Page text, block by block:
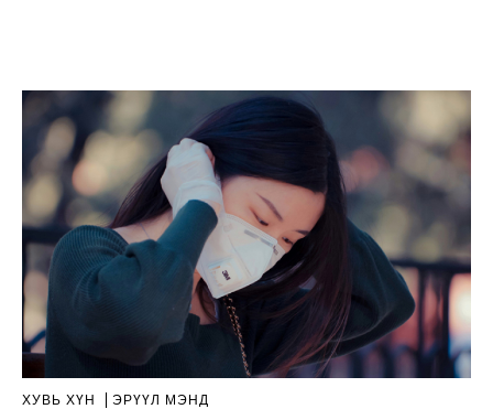
ХУВЬ ХҮН ЭРҮҮЛ МЭНД